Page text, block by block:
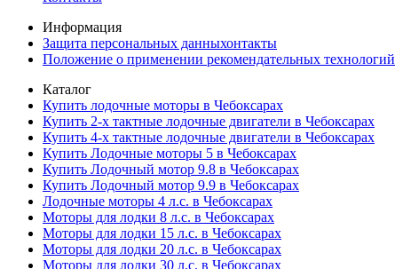
Информация
Защита персональных данныхонтакты
Положение о применении рекомендательных технологий
Каталог
Купить лодочные моторы в Чебоксарах
Купить 2-х тактные лодочные двигатели в Чебоксарах
Купить 4-х тактные лодочные двигатели в Чебоксарах
Купить Лодочные моторы 5 в Чебоксарах
Купить Лодочный мотор 9.8 в Чебоксарах
Купить Лодочный мотор 9.9 в Чебоксарах
Лодочные моторы 4 л.с. в Чебоксарах
Моторы для лодки 8 л.с. в Чебоксарах
Моторы для лодки 15 л.с. в Чебоксарах
Моторы для лодки 20 л.с. в Чебоксарах
Моторы для лодки 30 л.с. в Чебоксарах